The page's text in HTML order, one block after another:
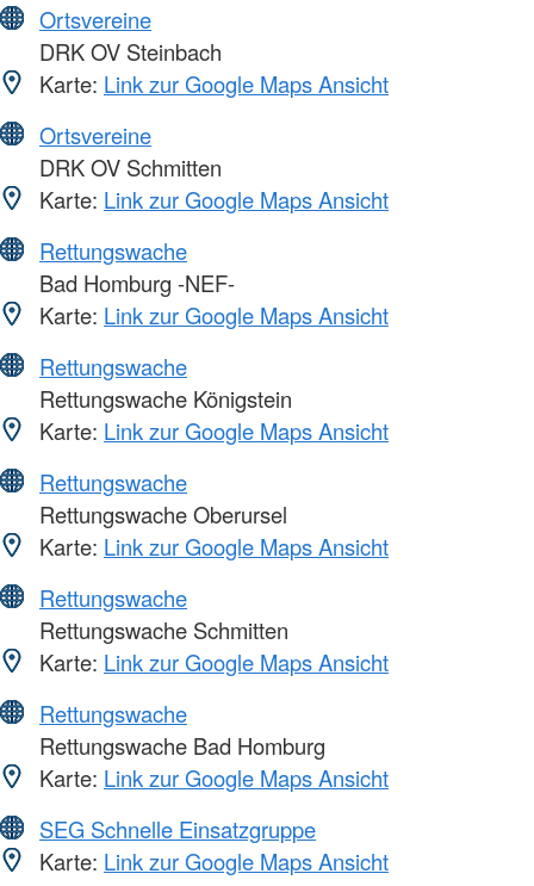
Ortsvereine
DRK OV Steinbach
Karte: Link zur Google Maps Ansicht
Ortsvereine
DRK OV Schmitten
Karte: Link zur Google Maps Ansicht
Rettungswache
Bad Homburg -NEF-
Karte: Link zur Google Maps Ansicht
Rettungswache
Rettungswache Königstein
Karte: Link zur Google Maps Ansicht
Rettungswache
Rettungswache Oberursel
Karte: Link zur Google Maps Ansicht
Rettungswache
Rettungswache Schmitten
Karte: Link zur Google Maps Ansicht
Rettungswache
Rettungswache Bad Homburg
Karte: Link zur Google Maps Ansicht
SEG Schnelle Einsatzgruppe
Karte: Link zur Google Maps Ansicht